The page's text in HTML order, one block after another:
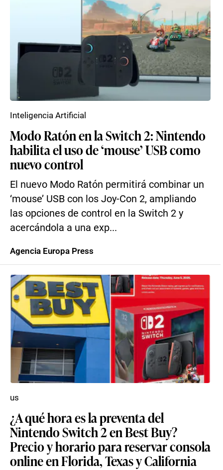
Modo Ratón en la Switch 2: Nintendo
habilita el uso de ‘mouse’ USB como
nuevo control
El nuevo Modo Ratón permitirá combinar un
‘mouse’ USB con los Joy-Con 2, ampliando
las opciones de control en la Switch 2 y
acercándola a una exp...
Inteligencia Artificial
Agencia Europa Press
¿A qué hora es la preventa del
Nintendo Switch 2 en Best Buy?
Precio y horario para reservar consola
online en Florida, Texas y California
us